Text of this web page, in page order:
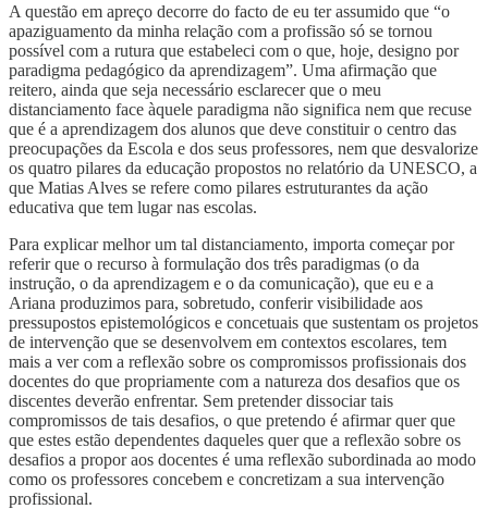
A questão em apreço decorre do facto de eu ter assumido que “o
apaziguamento da minha relação com a profissão só se tornou
possível com a rutura que estabeleci com o que, hoje, designo por
paradigma pedagógico da aprendizagem”. Uma afirmação que
reitero, ainda que seja necessário esclarecer que o meu
distanciamento face àquele paradigma não significa nem que recuse
que é a aprendizagem dos alunos que deve constituir o centro das
preocupações da Escola e dos seus professores, nem que desvalorize
os quatro pilares da educação propostos no relatório da UNESCO, a
que Matias Alves se refere como pilares estruturantes da ação
educativa que tem lugar nas escolas.
Para explicar melhor um tal distanciamento, importa começar por
referir que o recurso à formulação dos três paradigmas (o da
instrução, o da aprendizagem e o da comunicação), que eu e a
Ariana produzimos para, sobretudo, conferir visibilidade aos
pressupostos epistemológicos e concetuais que sustentam os projetos
de intervenção que se desenvolvem em contextos escolares, tem
mais a ver com a reflexão sobre os compromissos profissionais dos
docentes do que propriamente com a natureza dos desafios que os
discentes deverão enfrentar. Sem pretender dissociar tais
compromissos de tais desafios, o que pretendo é afirmar quer que
que estes estão dependentes daqueles quer que a reflexão sobre os
desafios a propor aos docentes é uma reflexão subordinada ao modo
como os professores concebem e concretizam a sua intervenção
profissional.